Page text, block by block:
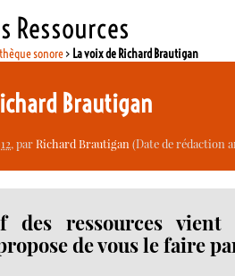
Ressources
sonore> La voix de Richard Brautigan
Brautigan
, parRichard Brautigan (Date de rédaction
des ressources
de vous le faire